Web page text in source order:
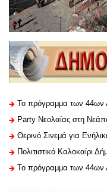
Το πρόγραμμα των 44ων
Party Νεολαίας στη
Θερινό Σινεμά για
Πολιτιστικό Καλοκαίρι
Το πρόγραμμα των 44ων